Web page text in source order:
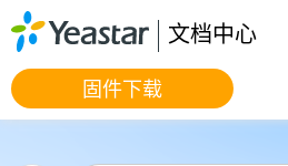
跳转到主要内容
文档中心
固件下载